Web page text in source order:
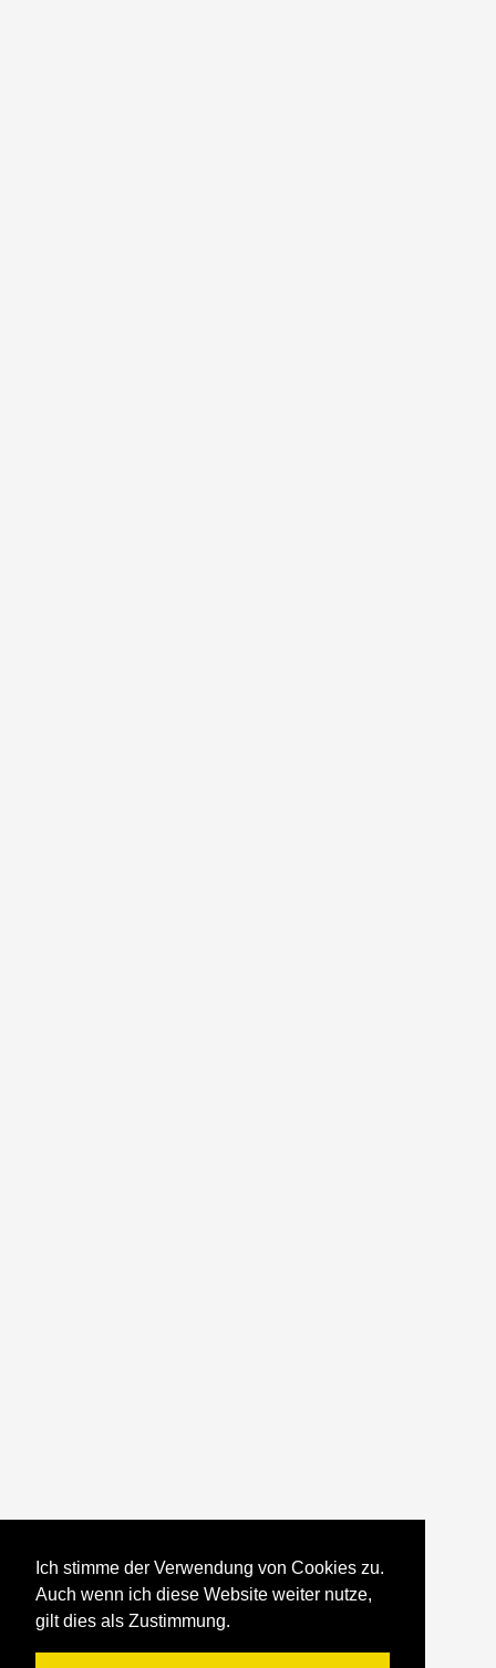
Ich stimme der Verwendung von Cookies zu.
Auch wenn ich diese Website weiter nutze,
gilt dies als Zustimmung.